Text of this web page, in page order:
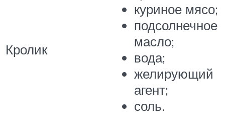
Кролик
куриное мясо;
подсолнечное
масло;
вода;
желирующий
агент;
соль.